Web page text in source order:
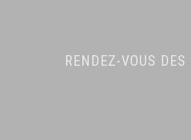
RENDEZ-VOUS DES